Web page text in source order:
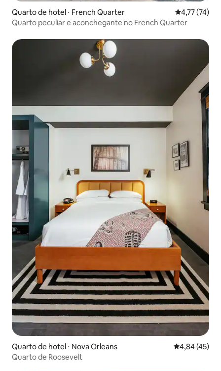
Quarto de hotel ⋅ French Quarter 4,77 de uma
4,77 (74)
Quarto peculiar e aconchegante no French Quarter
Quarto de hotel ⋅ Nova Orleans 4,84 de uma
4,84 (45)
Quarto de Roosevelt